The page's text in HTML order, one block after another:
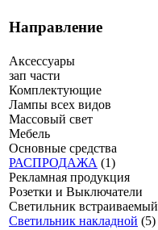
Направление
Аксессуары
зап части
Комплектующие
Лампы всех видов
Массовый свет
Мебель
Основные средства
РАСПРОДАЖА (1)
Рекламная продукция
Розетки и Выключатели
Светильник встраиваемый
Светильник накладной (5)